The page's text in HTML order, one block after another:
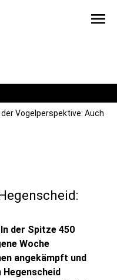
menu
Vogelperspektive: Auch
der Spitze 450
Woche
angekämpft und
Hegenscheid